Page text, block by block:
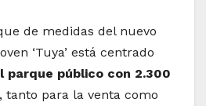
de medidas del nuevo
‘Tuya’ está centrado
parque público con 2.300
, tanto para la venta como